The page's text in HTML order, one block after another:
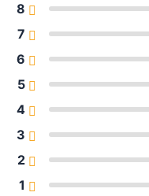
8
7
6
5
4
3
2
1